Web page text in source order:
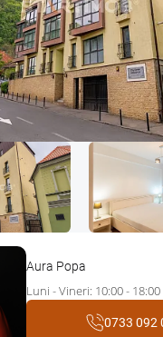
Aura Popa
Luni - Vineri: 10:00 - 18:00
0733 092